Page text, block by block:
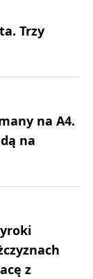
Trzy
na A4.
na
z